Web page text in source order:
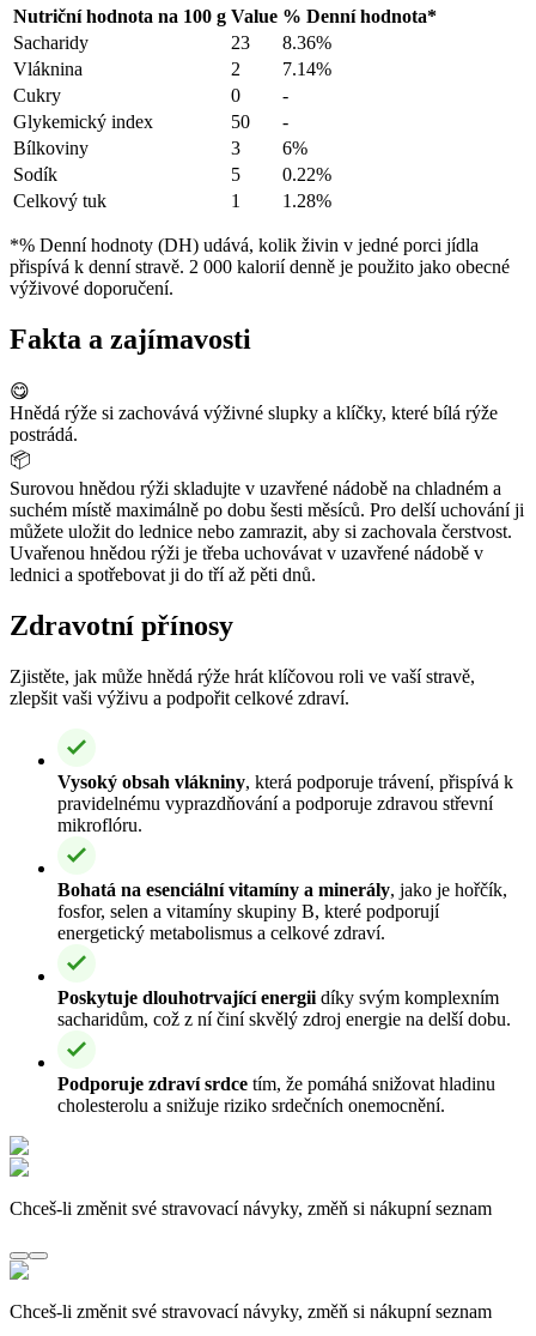
Nutriční hodnota na 100 g Value % Denní hodnota*
Sacharidy
23
8.36%
Vláknina
2
7.14%
Cukry
0
-
Glykemický index
50
-
Bílkoviny
3
6%
Sodík
5
0.22%
Celkový tuk
1 1.28%
*% Denní hodnoty (DH) udává, kolik živin v jedné porci jídla
přispívá k denní stravě. 2 000 kalorií denně je použito jako obecné
výživové doporučení.
Fakta a zajímavosti
😋
Hnědá rýže si zachovává výživné slupky a klíčky, které bílá rýže
postrádá.
📦
Surovou hnědou rýži skladujte v uzavřené nádobě na chladném a
suchém místě maximálně po dobu šesti měsíců. Pro delší uchování ji
můžete uložit do lednice nebo zamrazit, aby si zachovala čerstvost.
Uvařenou hnědou rýži je třeba uchovávat v uzavřené nádobě v
lednici a spotřebovat ji do tří až pěti dnů.
Zdravotní přínosy
Zjistěte, jak může hnědá rýže hrát klíčovou roli ve vaší stravě,
zlepšit vaši výživu a podpořit celkové zdraví.
Vysoký obsah vlákniny, která podporuje trávení, přispívá k
pravidelnému vyprazdňování a podporuje zdravou střevní
mikroflóru.
Bohatá na esenciální vitamíny a minerály, jako je hořčík,
fosfor, selen a vitamíny skupiny B, které podporují
energetický metabolismus a celkové zdraví.
Poskytuje dlouhotrvající energii díky svým komplexním
sacharidům, což z ní činí skvělý zdroj energie na delší dobu.
Podporuje zdraví srdce tím, že pomáhá snižovat hladinu
cholesterolu a snižuje riziko srdečních onemocnění.
Chceš-li změnit své stravovací návyky, změň si nákupní seznam
Chceš-li změnit své stravovací návyky, změň si nákupní seznam